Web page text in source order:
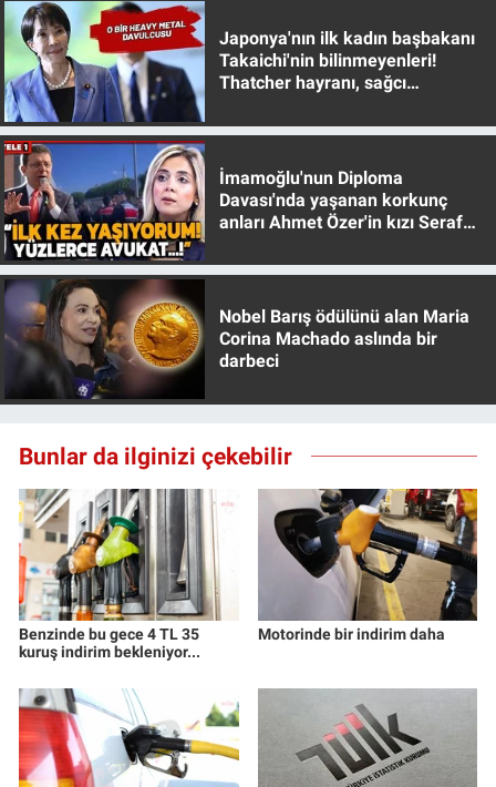
Japonya'nın ilk kadın başbakanı
Takaichi'nin bilinmeyenleri!
Thatcher hayranı, sağcı
İmamoğlu'nun Diploma
Davası'nda yaşanan korkunç
anları Ahmet Özer'in kızı Seraf
Nobel Barış ödülünü alan Maria
Corina Machado aslında bir
darbeci
Bunlar da ilginizi çekebilir
Benzinde bu gece 4 TL 35
kuruş indirim bekleniyor...
Motorinde bir indirim daha